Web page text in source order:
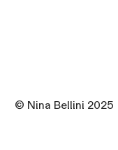
© Nina Bellini 2025